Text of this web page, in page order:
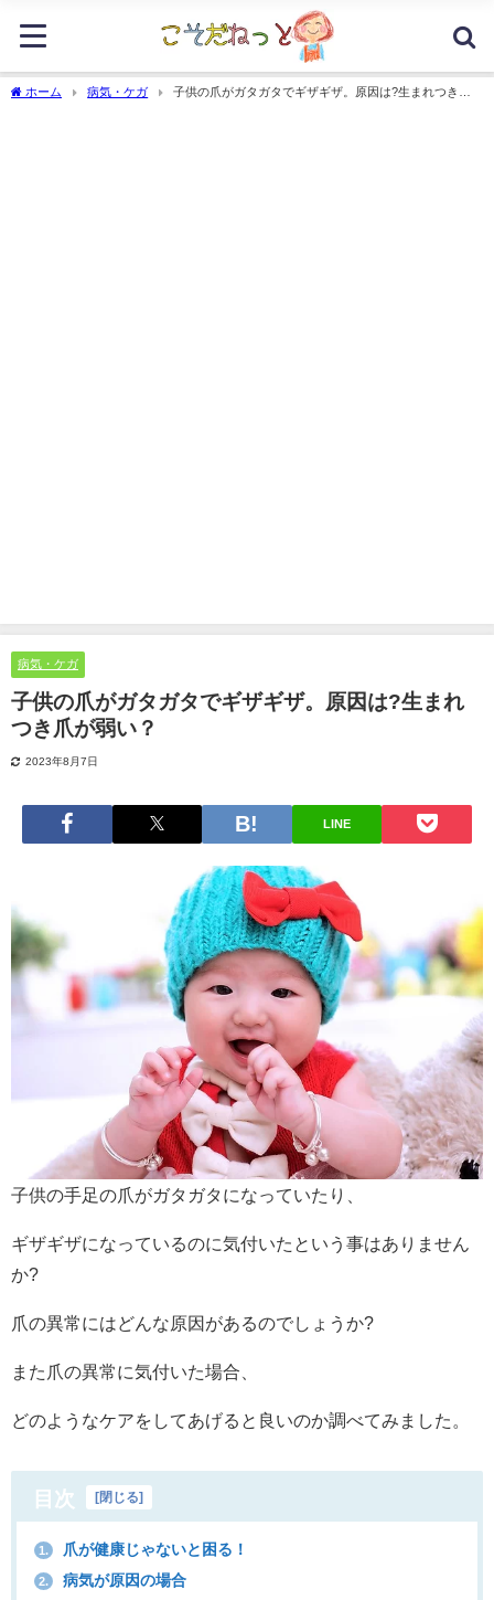
ホーム 病気・ケガ
子供の爪がガタガタでギザギザ。原因は?生まれつき爪
病気・ケガ
子供の爪がガタガタでギザギザ。原因は?生まれ
つき爪が弱い？
2023年8月7日
LINE
子供の手足の爪がガタガタになっていたり、
ギザギザになっているのに気付いたという事はありません
か?
爪の異常にはどんな原因があるのでしょうか?
また爪の異常に気付いた場合、
どのようなケアをしてあげると良いのか調べてみました。
目次 閉じる
1. 爪が健康じゃないと困る！
2. 病気が原因の場合